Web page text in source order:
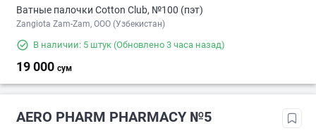
Ватные палочки Cotton Club, №100 (пэт)
Zangiota Zam-Zam, OOO (Узбекистан)
В наличии: 5 штук (Обновлено 3 часа назад)
19 000 сум
AERO PHARM PHARMACY №5